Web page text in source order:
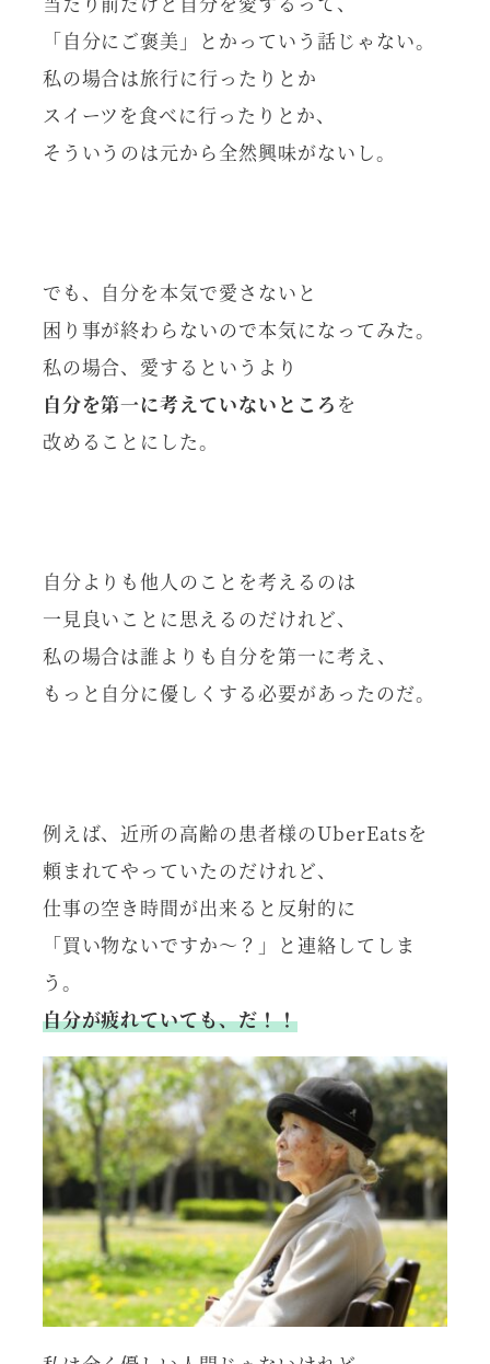
「自分にご褒美」とかっていう話じゃない。
私の場合は旅行に行ったりとか
スイーツを食べに行ったりとか、
そういうのは元から全然興味がないし。
でも、自分を本気で愛さないと
困り事が終わらないので本気になってみた。
私の場合、愛するというより
自分を第一に考えていないところ を
改めることにした。
自分よりも他人のことを考えるのは
一見良いことに思えるのだけれど、
私の場合は誰よりも自分を第一に考え、
もっと自分に優しくする必要があったのだ。
例えば、近所の高齢の患者様のUberEatsを
頼まれてやっていたのだけれど、
仕事の空き時間が出来ると反射的に
「買い物ないですか～？」と連絡してしま
う。
自分が疲れていても、だ！！